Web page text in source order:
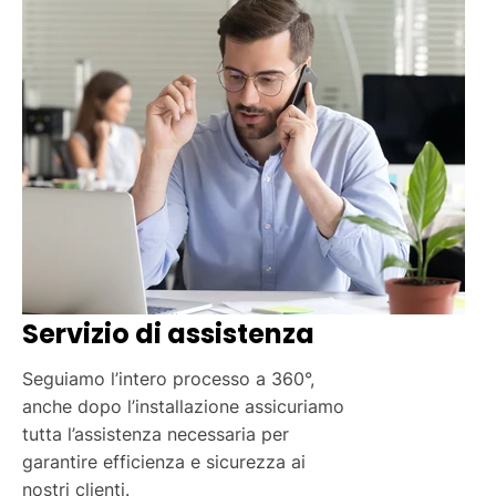
Servizio di assistenza
Seguiamo l’intero processo a 360°,
anche dopo l’installazione assicuriamo
tutta l’assistenza necessaria per
garantire efficienza e sicurezza ai
nostri clienti.